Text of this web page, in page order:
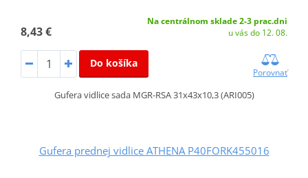
8,43 €
Na centrálnom sklade 2-3 prac.dni
u vás do 12. 08.
Do košíka
Porovnať
Gufera vidlice sada MGR-RSA 31x43x10,3 (ARI005)
Gufera prednej vidlice ATHENA P40FORK455016